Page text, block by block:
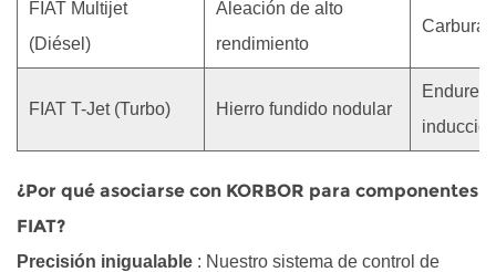
FIAT Multijet
(Diésel)
Aleación de alto
rendimiento
FIAT T-Jet (Turbo) Hierro fundido nodular
¿Por qué asociarse con KORBOR para componentes
FIAT?
Precisión inigualable : Nuestro sistema de control de